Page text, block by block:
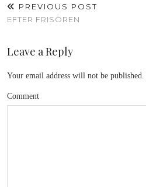
PREVIOUS POST
EFTER FRISÖREN
Leave a Reply
Your email address will not be published.
Comment